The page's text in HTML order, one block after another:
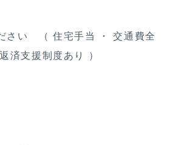
さい （ 住宅手当 ・ 交通費全
済支援制度あり ）